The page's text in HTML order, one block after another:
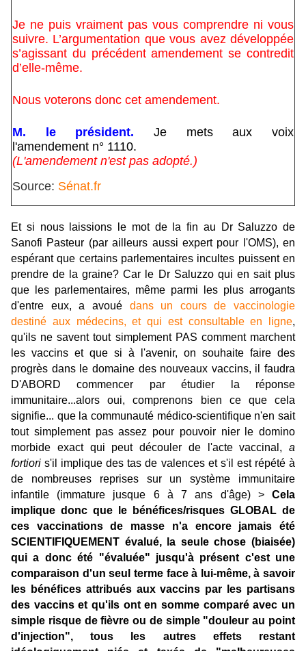
Je ne puis vraiment pas vous comprendre ni vous
suivre. L’argumentation que vous avez développée
s’agissant du précédent amendement se contredit
d’elle-même.
Nous voterons donc cet amendement.
M. le président. Je mets aux voix
l'amendement n° 1110.
(L'amendement n'est pas adopté.)
Source: Sénat.fr
Et si nous laissions le mot de la fin au Dr Saluzzo de
Sanofi Pasteur (par ailleurs aussi expert pour l'OMS), en
espérant que certains parlementaires incultes puissent en
prendre de la graine? Car le Dr Saluzzo qui en sait plus
que les parlementaires, même parmi les plus arrogants
d'entre eux, a avoué dans un cours de vaccinologie
destiné aux médecins, et qui est consultable en ligne,
qu'ils ne savent tout simplement PAS comment marchent
les vaccins et que si à l'avenir, on souhaite faire des
progrès dans le domaine des nouveaux vaccins, il faudra
D'ABORD commencer par étudier la réponse
immunitaire...alors oui, comprenons bien ce que cela
signifie... que la communauté médico-scientifique n'en sait
tout simplement pas assez pour pouvoir nier le domino
morbide exact qui peut découler de l'acte vaccinal, a
fortiori s'il implique des tas de valences et s'il est répété à
de nombreuses reprises sur un système immunitaire
infantile (immature jusque 6 à 7 ans d'âge) > Cela
implique donc que le bénéfices/risques GLOBAL de
ces vaccinations de masse n'a encore jamais été
SCIENTIFIQUEMENT évalué, la seule chose (biaisée)
qui a donc été "évaluée" jusqu'à présent c'est une
comparaison d'un seul terme face à lui-même, à savoir
les bénéfices attribués aux vaccins par les partisans
des vaccins et qu'ils ont en somme comparé avec un
simple risque de fièvre ou de simple "douleur au point
d'injection", tous les autres effets restant